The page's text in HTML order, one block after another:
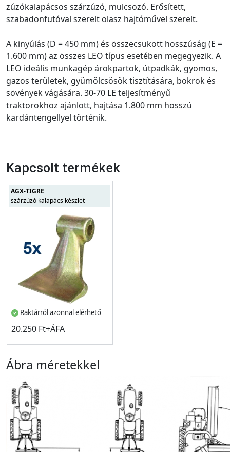
zúzókalapácsos szárzúzó, mulcsozó. Erősített,
szabadonfutóval szerelt olasz hajtóművel szerelt.
A kinyúlás (D = 450 mm) és összecsukott hosszúság (E =
1.600 mm) az összes LEO típus esetében megegyezik. A
LEO ideális munkagép árokpartok, útpadkák, gyomos,
gazos területek, gyümölcsösök tisztítására, bokrok és
sövények vágására. 30-70 LE teljesítményű
traktorokhoz ajánlott, hajtása 1.800 mm hosszú
kardántengellyel történik.
Kapcsolt termékek
AGX-TIGRE
szárzúzó kalapács készlet
Raktárról azonnal elérhető
20.250 Ft+ÁFA
Ábra méretekkel